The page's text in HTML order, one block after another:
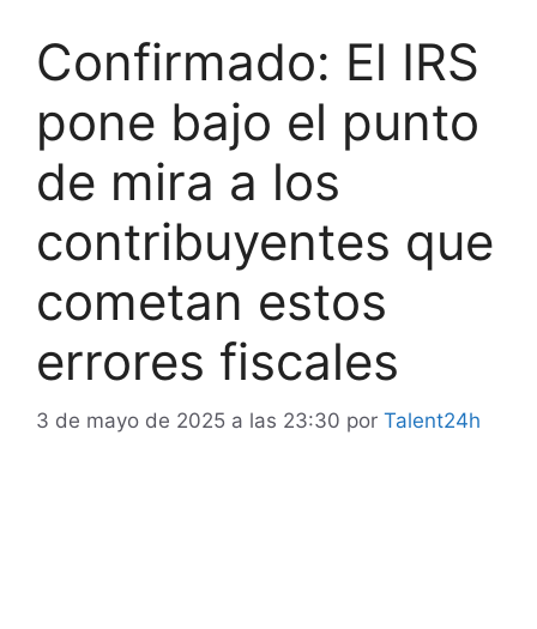
Confirmado: El IRS
pone bajo el punto
de mira a los
contribuyentes que
cometan estos
errores fiscales
3 de mayo de 2025 a las 23:30 por Talent24h